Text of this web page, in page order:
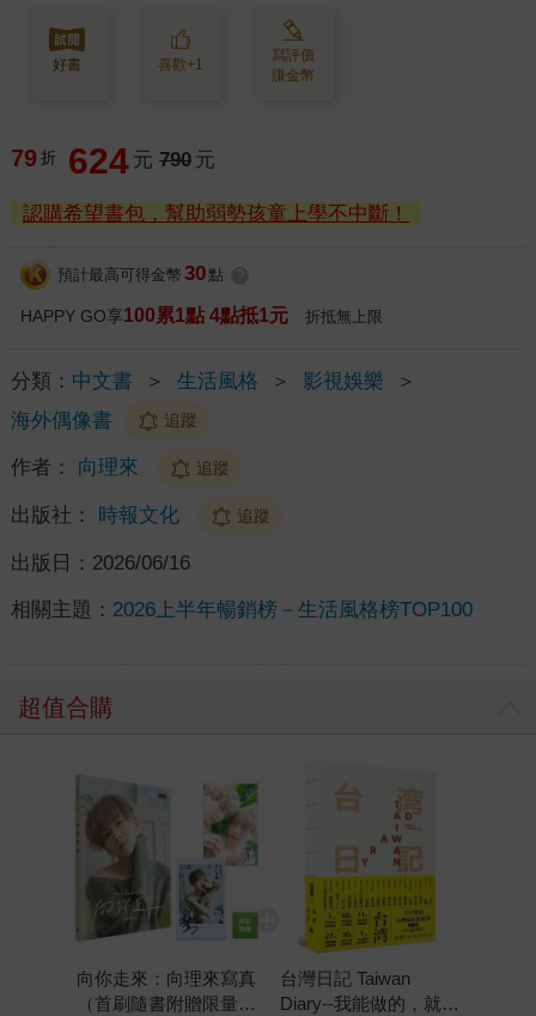
好書 喜歡+1
寫評價
賺金幣
79 折 624 元 790 元
認購希望書包，幫助弱勢孩童上學不中斷！
預計最高可得金幣 30 點
HAPPY GO享100累1點 4點抵1元 折抵無上限
分類： 中文書 ＞ 生活風格 ＞ 影視娛樂
＞
海外偶像書
追蹤
作者： 向理來 追蹤
出版社： 時報文化 追蹤
出版日： 2026/06/16
相關主題： 2026上半年暢銷榜－生活風格榜TOP100
超值合購
向你走來：向理來寫真
（首刷隨書附贈限量隨
台灣日記 Taiwan
Diary--我能做的，就是